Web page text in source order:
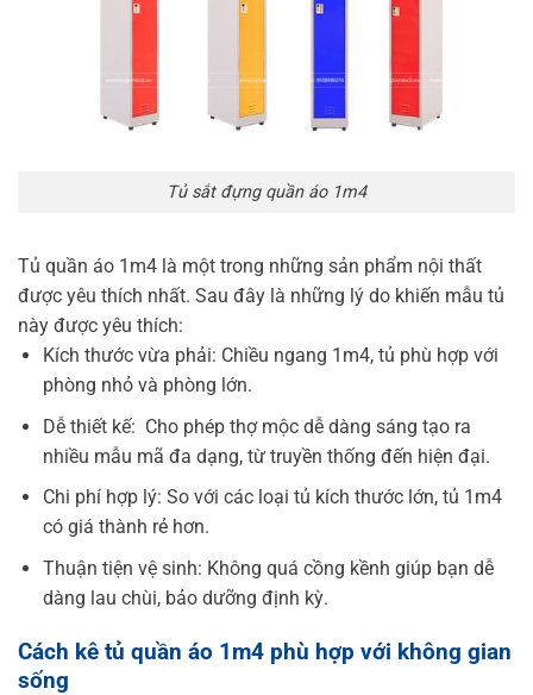
Tủ sắt đựng quần áo 1m4
Tủ quần áo 1m4 là một trong những sản phẩm nội thất
được yêu thích nhất. Sau đây là những lý do khiến mẫu tủ
này được yêu thích:
Kích thước vừa phải: Chiều ngang 1m4, tủ phù hợp với
phòng nhỏ và phòng lớn.
Dễ thiết kế: Cho phép thợ mộc dễ dàng sáng tạo ra
nhiều mẫu mã đa dạng, từ truyền thống đến hiện đại.
Chi phí hợp lý: So với các loại tủ kích thước lớn, tủ 1m4
có giá thành rẻ hơn.
Thuận tiện vệ sinh: Không quá cồng kềnh giúp bạn dễ
dàng lau chùi, bảo dưỡng định kỳ.
Cách kê tủ quần áo 1m4 phù hợp với không gian
sống